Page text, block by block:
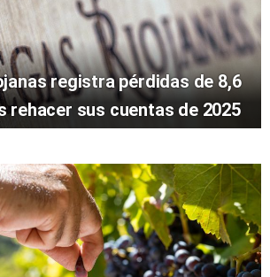
registra pérdidas de 8,6
rehacer sus cuentas de 2025